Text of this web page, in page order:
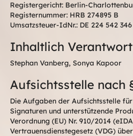
Registergericht: Berlin-
Registernummer: HRB 274895 B
Umsatzsteuer-IdNr.: DE 224 542 346
Inhaltlich
Stephan Vanberg, Sonya Kapoor
Aufsichtsstelle nach
Die Aufgaben der Aufsichtsstelle
Signaturen und unterstützende
Verordnung (EU) Nr. 910/2014
Vertrauensdienstegesetz (VDG)